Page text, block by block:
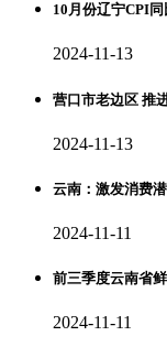
10月份辽宁CPI
2024-11-13
营口市老边区 推
2024-11-13
云南：激发消费
2024-11-11
前三季度云南省
2024-11-11